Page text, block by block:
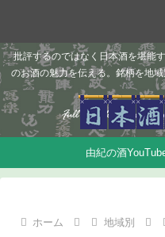
批評するのではなく日本酒を堪能
のお酒の魅力を伝える。銘柄を地
由紀の酒
ホーム 地域別